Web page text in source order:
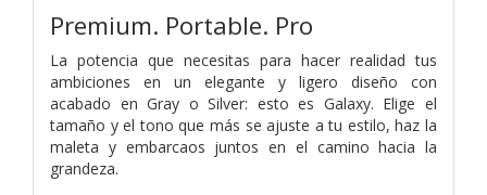
Premium. Portable. Pro
La potencia que necesitas para hacer realidad tus
ambiciones en un elegante y ligero diseño con
acabado en Gray o Silver: esto es Galaxy. Elige el
tamaño y el tono que más se ajuste a tu estilo, haz la
maleta y embarcaos juntos en el camino hacia la
grandeza.